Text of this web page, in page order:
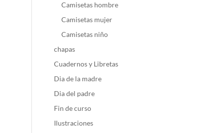
Camisetas hombre
Camisetas mujer
Camisetas niño
chapas
Cuadernos y Libretas
Dia de la madre
Dia del padre
Fin de curso
Ilustraciones